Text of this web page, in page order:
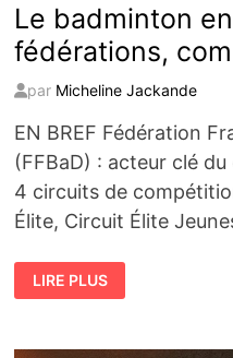
Le badminton
fédérations,
par Micheline Jackande
EN BREF Fédération
(FFBaD) : acteur clé
4 circuits de
Élite, Circuit Élite
LE
BADMINTON
EN
CLUBS,
LIRE PLUS